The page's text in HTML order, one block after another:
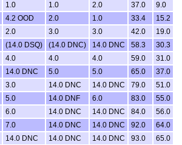
1.0 1.0 2.0 37.0
9.0
4.2 OOD 2.0 1.0 33.4
15.2
2.0 3.0 3.0 42.0
19.0
(14.0 DSQ) (14.0 DNC) 14.0 DNC 58.3
30.3
4.0 4.0 4.0 59.0
31.0
14.0 DNC 5.0 5.0 65.0
37.0
3.0 14.0 DNC 14.0 DNC 79.0
51.0
5.0 14.0 DNF 6.0 83.0
55.0
6.0 14.0 DNC 14.0 DNC 84.0
56.0
7.0 14.0 DNC 14.0 DNC 92.0
64.0
14.0 DNC 14.0 DNC 14.0 DNC 93.0
65.0